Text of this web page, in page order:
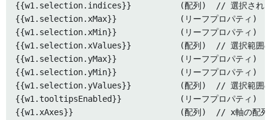
{{w1.selection.indices}}          (配列)  // 選択されたイ
{{w1.selection.xMax}}             (リーフプロパティ)  //
{{w1.selection.xMin}}             (リーフプロパティ)  //
{{w1.selection.xValues}}          (配列)  // 選択範囲のx
{{w1.selection.yMax}}             (リーフプロパティ)  //
{{w1.selection.yMin}}             (リーフプロパティ)  //
{{w1.selection.yValues}}          (配列)  // 選択範囲のy
{{w1.tooltipsEnabled}}            (リーフプロパティ)  // ツ
{{w1.xAxes}}                      (配列)  // x軸の配列